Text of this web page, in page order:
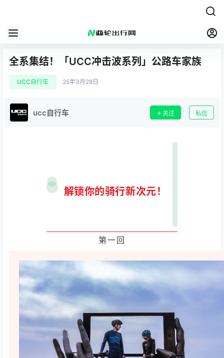
全系集结！「UCC冲击波系列」公路车家族
UCC自行车 25年3月28日
ucc自行车 关注 私信
解锁你的骑行新次元！
第一回